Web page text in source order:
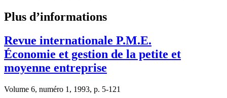
Plus d’informations
Revue internationale P.M.E.
Économie et gestion de la petite et
moyenne entreprise
Volume 6, numéro 1, 1993, p. 5-121